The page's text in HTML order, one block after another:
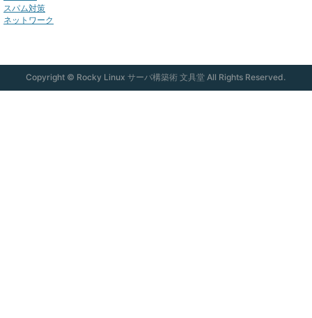
スパム対策
ネットワーク
Copyright © Rocky Linux サーバ構築術 文具堂 All Rights Reserved.